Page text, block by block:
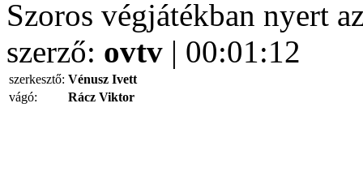
Szoros végjátékban nyert
szerző: ovtv | 00:01:12
szerkesztő: Vénusz Ivett
vágó:
Rácz Viktor